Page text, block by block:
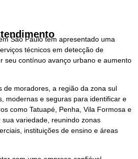
São Paulo tem apresentado uma
técnicos em detecção de
seu contínuo avanço urbano e aumento
de moradores, a região da zona sul
modernas e seguras para identificar e
como Tatuapé, Penha, Vila Formosa e
variedade, reunindo zonas
instituições de ensino e áreas